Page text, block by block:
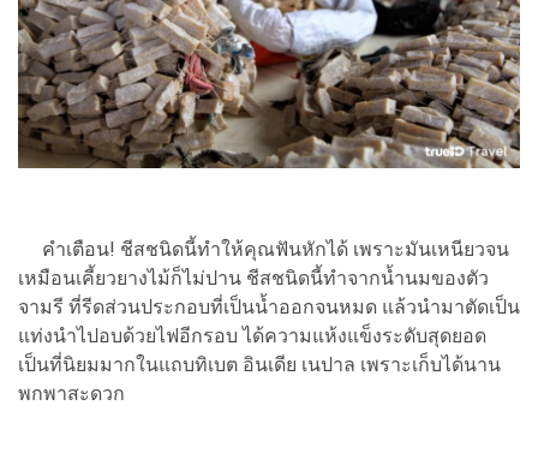
คำเตือน! ชีสชนิดนี้ทำให้คุณฟันหักได้ เพราะมันเหนียวจน
เหมือนเคี้ยวยางไม้ก็ไม่ปาน ชีสชนิดนี้ทำจากน้ำนมของตัว
จามรี ที่รีดส่วนประกอบที่เป็นน้ำออกจนหมด แล้วนำมาตัดเป็น
แท่งนำไปอบด้วยไฟอีกรอบ ได้ความแห้งแข็งระดับสุดยอด
เป็นที่นิยมมากในแถบทิเบต อินเดีย เนปาล เพราะเก็บได้นาน
พกพาสะดวก